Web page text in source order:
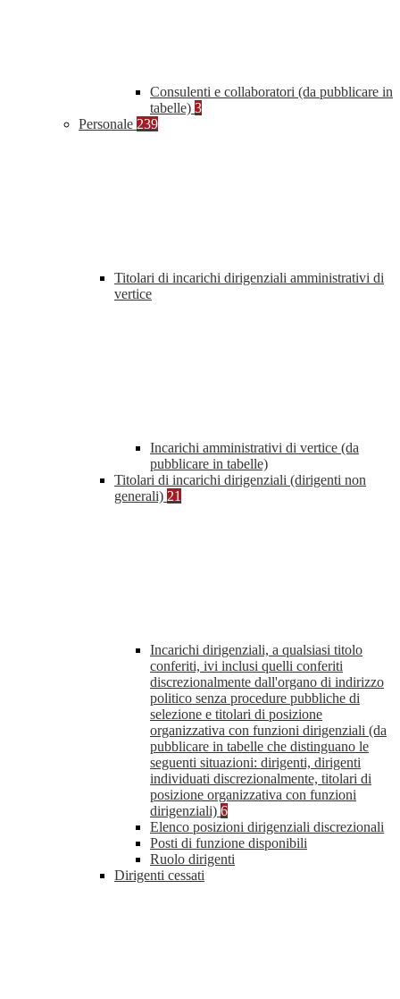
Consulenti e collaboratori (da pubblicare in
tabelle) 3
Personale 239
Titolari di incarichi dirigenziali amministrativi di
vertice
Incarichi amministrativi di vertice (da
pubblicare in tabelle)
Titolari di incarichi dirigenziali (dirigenti non
generali) 21
Incarichi dirigenziali, a qualsiasi titolo
conferiti, ivi inclusi quelli conferiti
discrezionalmente dall'organo di indirizzo
politico senza procedure pubbliche di
selezione e titolari di posizione
organizzativa con funzioni dirigenziali (da
pubblicare in tabelle che distinguano le
seguenti situazioni: dirigenti, dirigenti
individuati discrezionalmente, titolari di
posizione organizzativa con funzioni
dirigenziali) 6
Elenco posizioni dirigenziali discrezionali
Posti di funzione disponibili
Ruolo dirigenti
Dirigenti cessati